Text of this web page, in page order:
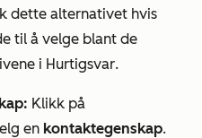
dette alternativet hvis
til å velge blant de
i Hurtigsvar.
Klikk på
en kontaktegenskap.